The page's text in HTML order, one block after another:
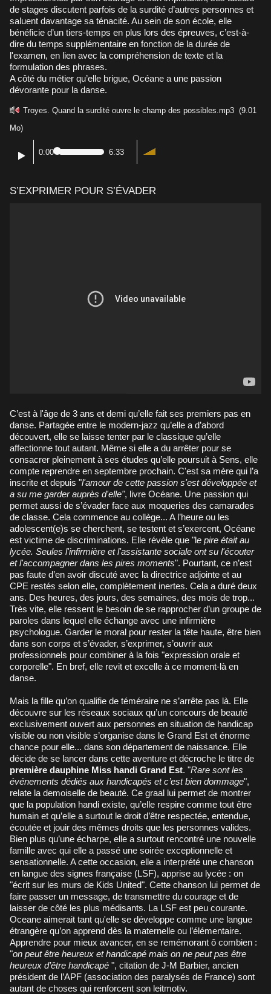
de stages discutent parfois de la surdité d’autres personnes et
saluent davantage sa ténacité. Au sein de son école, elle
bénéficie d’un tiers-temps en plus lors des épreuves, c’est-à-
dire du temps supplémentaire en fonction de la durée de
l'examen, en lien avec la compréhension de texte et la
formulation des phrases.
A côté du métier qu’elle brigue, Océane a une passion
dévorante pour la danse.
Troyes. Quand la surdité ouvre le champ des possibles.mp3 (9.01
Mo)
0:00 6:33
S’EXPRIMER POUR S’ÉVADER
C’est à l'âge de 3 ans et demi qu’elle fait ses premiers pas en
danse. Partagée entre le modern-jazz qu’elle a d’abord
découvert, elle se laisse tenter par le classique qu’elle
affectionne tout autant. Même si elle a du arrêter pour se
consacrer pleinement à ses études qu’elle poursuit à Sens, elle
compte reprendre en septembre prochain. C'est sa mère qui l’a
inscrite et depuis "l'amour de cette passion s'est développée et
a su me garder auprès d'elle", livre Océane. Une passion qui
permet aussi de s’évader face aux moqueries des camarades
de classe. Cela commence au collège... A l’heure ou les
adolescent(e)s se cherchent, se testent et s’exercent, Océane
est victime de discriminations. Elle révèle que "le pire était au
lycée. Seules l'infirmière et l'assistante sociale ont su l'écouter
et l'accompagner dans les pires moments". Pourtant, ce n’est
pas faute d’en avoir discuté avec la directrice adjointe et au
CPE restés selon elle, complètement inertes. Cela a duré deux
ans. Des heures, des jours, des semaines, des mois de trop...
Très vite, elle ressent le besoin de se rapprocher d’un groupe de
paroles dans lequel elle échange avec une infirmière
psychologue. Garder le moral pour rester la tête haute, être bien
dans son corps et s’évader, s’exprimer, s’ouvrir aux
professionnels pour combiner à la fois "expression orale et
corporelle". En bref, elle revit et excelle à ce moment-là en
danse.
Mais la fille qu’on qualifie de téméraire ne s’arrête pas là. Elle
découvre sur les réseaux sociaux qu’un concours de beauté
exclusivement ouvert aux personnes en situation de handicap
visible ou non visible s’organise dans le Grand Est et énorme
chance pour elle... dans son département de naissance. Elle
décide de se lancer dans cette aventure et décroche le titre de
première dauphine Miss handi Grand Est. "Rare sont les
événements dédiés aux handicapés et c’est bien dommage",
relate la demoiselle de beauté. Ce graal lui permet de montrer
que la population handi existe, qu’elle respire comme tout être
humain et qu’elle a surtout le droit d’être respectée, entendue,
écoutée et jouir des mêmes droits que les personnes valides.
Bien plus qu’une écharpe, elle a surtout rencontré une nouvelle
famille avec qui elle a passé une soirée exceptionnelle et
sensationnelle. A cette occasion, elle a interprété une chanson
en langue des signes française (LSF), apprise au lycée : on
"écrit sur les murs de Kids United". Cette chanson lui permet de
faire passer un message, de transmettre du courage et de
laisser de côté les plus médisants. La LSF est peu courante.
Oceane aimerait tant qu'elle se développe comme une langue
étrangère qu’on apprend dès la maternelle ou l’élémentaire.
Apprendre pour mieux avancer, en se remémorant ô combien :
"on peut être heureux et handicapé mais on ne peut pas être
heureux d’être handicapé ", citation de J-M Barbier, ancien
président de l’APF (association des paralysés de France) sont
autant de choses qui renforcent son leitmotiv.